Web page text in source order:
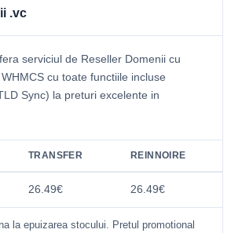
.vc
serviciul de Reseller Domenii cu
cu toate functiile incluse
Sync) la preturi excelente in
TRANSFER REINNOIRE
26.49€ 26.49€
la epuizarea stocului. Pretul promotional